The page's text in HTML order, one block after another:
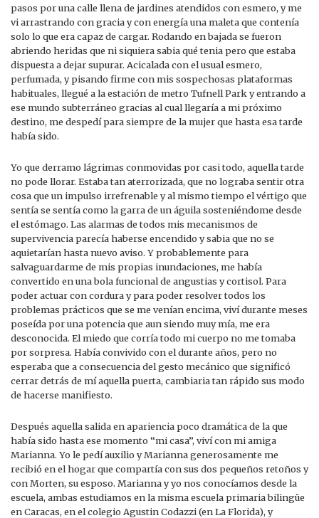
pasos por una calle llena de jardines atendidos con esmero, y me
vi arrastrando con gracia y con energía una maleta que contenía
solo lo que era capaz de cargar. Rodando en bajada se fueron
abriendo heridas que ni siquiera sabia qué tenia pero que estaba
dispuesta a dejar supurar. Acicalada con el usual esmero,
perfumada, y pisando firme con mis sospechosas plataformas
habituales, llegué a la estación de metro Tufnell Park y entrando a
ese mundo subterráneo gracias al cual llegaría a mi próximo
destino, me despedí para siempre de la mujer que hasta esa tarde
había sido.
Yo que derramo lágrimas conmovidas por casi todo, aquella tarde
no pode llorar. Estaba tan aterrorizada, que no lograba sentir otra
cosa que un impulso irrefrenable y al mismo tiempo el vértigo que
sentía se sentía como la garra de un águila sosteniéndome desde
el estómago. Las alarmas de todos mis mecanismos de
supervivencia parecía haberse encendido y sabia que no se
aquietarían hasta nuevo aviso. Y probablemente para
salvaguardarme de mis propias inundaciones, me había
convertido en una bola funcional de angustias y cortisol. Para
poder actuar con cordura y para poder resolver todos los
problemas prácticos que se me venían encima, viví durante meses
poseída por una potencia que aun siendo muy mía, me era
desconocida. El miedo que corría todo mi cuerpo no me tomaba
por sorpresa. Había convivido con el durante años, pero no
esperaba que a consecuencia del gesto mecánico que significó
cerrar detrás de mí aquella puerta, cambiaria tan rápido sus modo
de hacerse manifiesto.
Después aquella salida en apariencia poco dramática de la que
había sido hasta ese momento “mi casa”, viví con mi amiga
Marianna. Yo le pedí auxilio y Marianna generosamente me
recibió en el hogar que compartía con sus dos pequeños retoños y
con Morten, su esposo. Marianna y yo nos conocíamos desde la
escuela, ambas estudiamos en la misma escuela primaria bilingüe
en Caracas, en el colegio Agustin Codazzi (en La Florida), y